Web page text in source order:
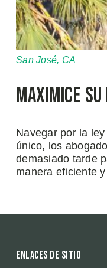
San José, CA
Maximice
Navegar por la
único, los
demasiado tarde
manera eficiente
Enlaces de sitio